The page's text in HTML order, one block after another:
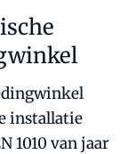
installatie
1010 van jaar